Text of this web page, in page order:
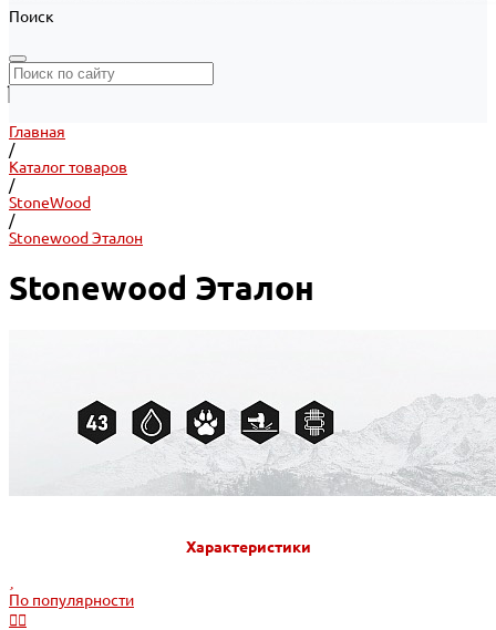
Поиск
Главная
/
Каталог товаров
/
StoneWood
/
Stonewood Эталон
Stonewood Эталон
Характеристики
По популярности